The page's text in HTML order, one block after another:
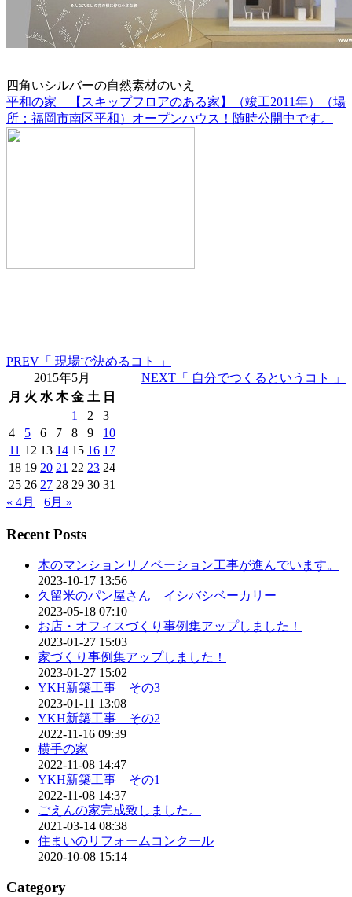
四角いシルバーの自然素材のいえ
平和の家 【スキップフロアのある家】（竣工2011年）（場
所：福岡市南区平和）オープンハウス！随時公開中です。
PREV 「 現場で決めるコト 」
NEXT 「 自分でつくるというコト 」
2015年5月
月 火 水 木 金 土 日
1
2
3
4
5 6 7 8 9
10
11 12 13 14 15 16 17
18 19 20 21 22 23 24
25 26 27 28 29 30 31
« 4月
6月 »
Recent Posts
木のマンションリノベーション工事が進んでいます。
2023-10-17 13:56
久留米のパン屋さん イシバシベーカリー
2023-05-18 07:10
お店・オフィスづくり事例集アップしました！
2023-01-27 15:03
家づくり事例集アップしました！
2023-01-27 15:02
YKH新築工事 その3
2023-01-11 13:08
YKH新築工事 その2
2022-11-16 09:39
横手の家
2022-11-08 14:47
YKH新築工事 その1
2022-11-08 14:37
ごえんの家完成致しました。
2021-03-14 08:38
住まいのリフォームコンクール
2020-10-08 15:14
Category